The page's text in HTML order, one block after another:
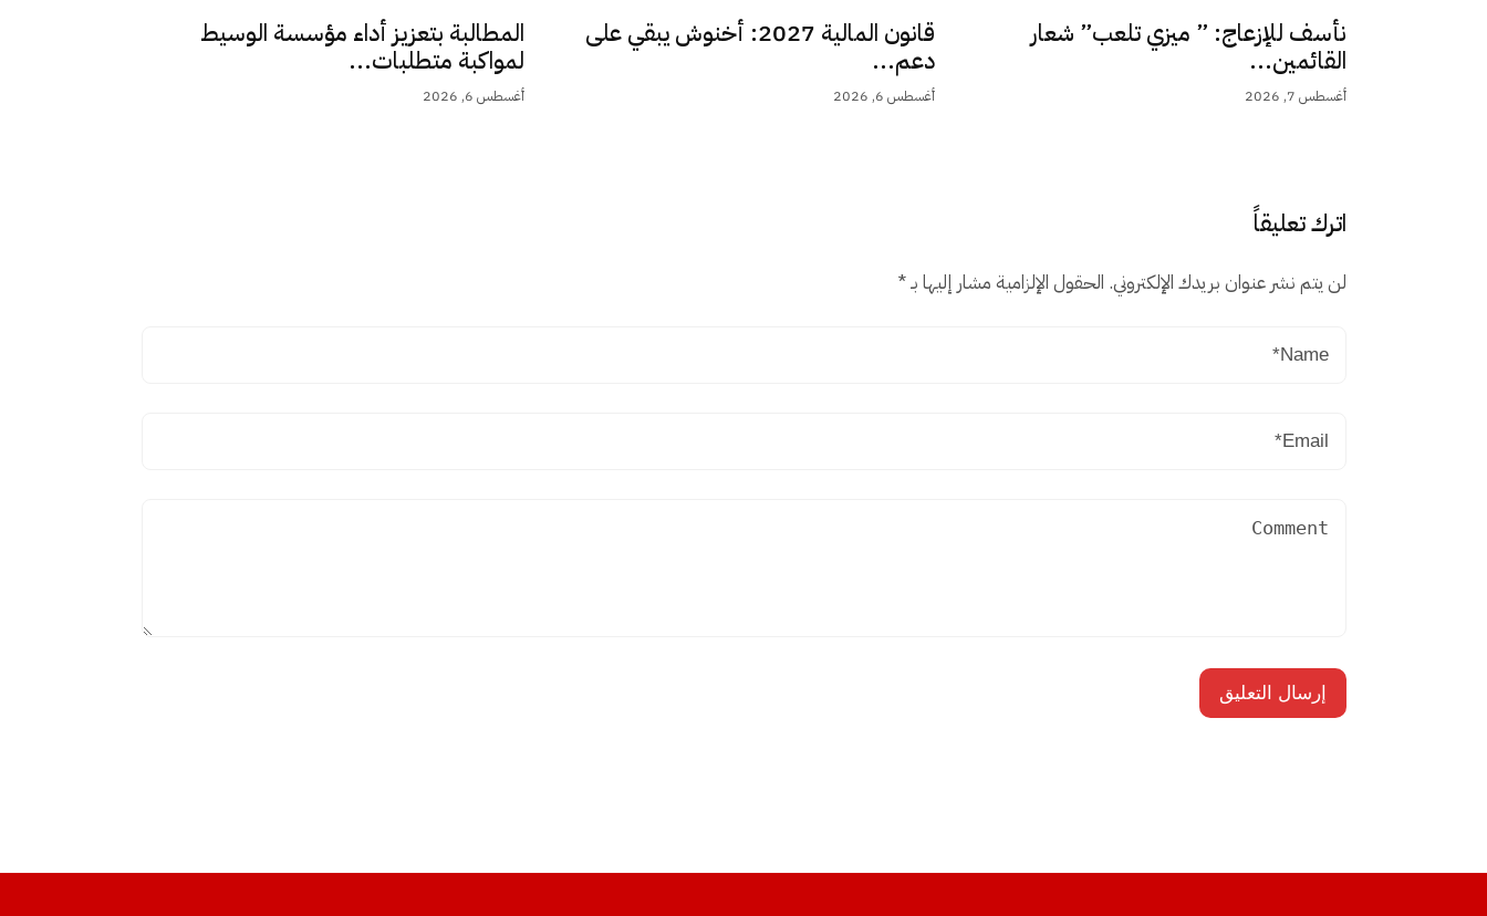
نأسف للإزعاج: ” ميزي تلعب” شعار
القائمين...
أغسطس 7, 2026
قانون المالية 2027: أخنوش يبقي على
دعم...
أغسطس 6, 2026
المطالبة بتعزيز أداء مؤسسة الوسيط
لمواكبة متطلبات...
أغسطس 6, 2026
اترك تعليقاً
لن يتم نشر عنوان بريدك الإلكتروني. الحقول الإلزامية مشار إليها بـ*